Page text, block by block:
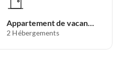
Appartement de vacances
2 Hébergements